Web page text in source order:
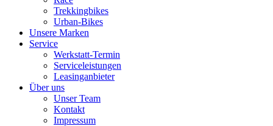
Trekkingbikes
Urban-Bikes
Unsere Marken
Service
Werkstatt-Termin
Serviceleistungen
Leasinganbieter
Über uns
Unser Team
Kontakt
Impressum